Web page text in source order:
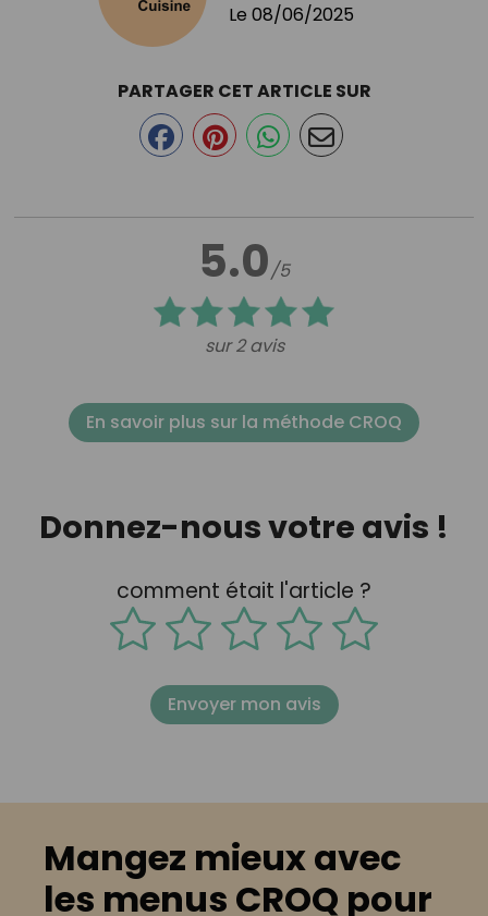
Le 08/06/2025
5.0/5
sur 2 avis
PARTAGER CET ARTICLE SUR
En savoir plus sur la méthode CROQ
Donnez-nous votre avis !
comment était l'article ?
Envoyer mon avis
Mangez mieux avec
les menus CROQ pour